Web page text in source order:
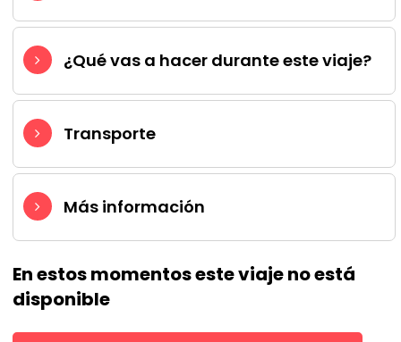
¿Qué vas a hacer durante este viaje?
Transporte
Más información
En estos momentos este viaje no está
disponible